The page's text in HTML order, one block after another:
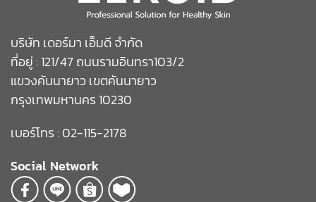
บริษัท เดอร์มา เอ็มดี จำกัด
ที่อยู่ : 121/47 ถนนรามอินทรา103/2
แขวงคันนายาว เขตคันนายาว
กรุงเทพมหานคร 10230
เบอร์โทร : 02-115-2178
Social Network